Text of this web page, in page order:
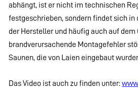
abhängt, ist er nicht im technischen
festgeschrieben, sondern findet sich
der Hersteller und häufig auch auf dem
brandverursachende Montagefehler
Saunen, die von Laien eingebaut
Das Video ist auch zu finden unter: